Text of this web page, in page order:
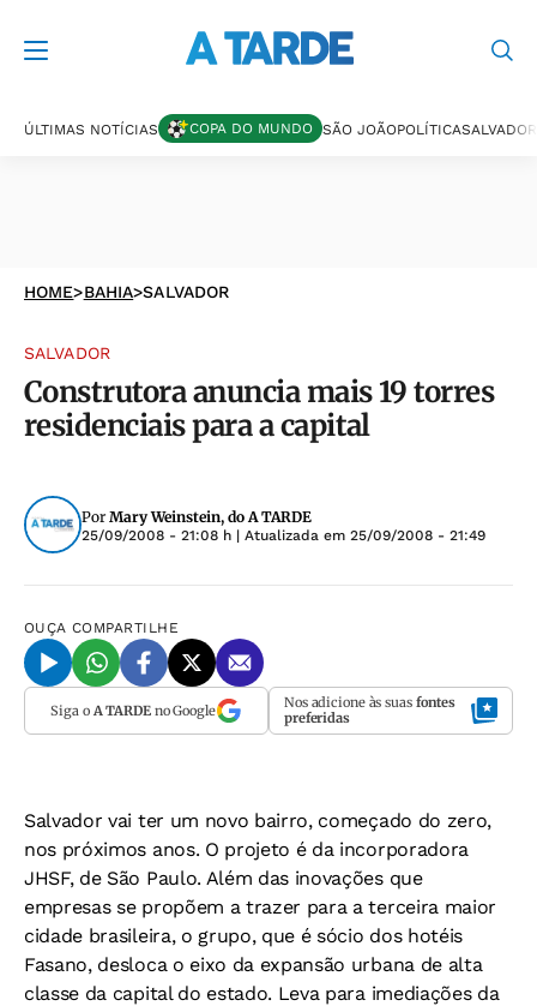
ÚLTIMAS NOTÍCIAS COPA DO MUNDO SÃO JOÃOPOLÍTICASALVADOR
HOME>BAHIA>SALVADOR
SALVADOR
Construtora anuncia mais 19 torres
residenciais para a capital
Por Mary Weinstein, do A TARDE
25/09/2008 - 21:08 h | Atualizada em 25/09/2008 - 21:49
OUÇA COMPARTILHE
Siga o A TARDEno Google Nos adicione às suas fontes
preferidas
Salvador vai ter um novo bairro, começado do zero,
nos próximos anos. O projeto é da incorporadora
JHSF, de São Paulo. Além das inovações que
empresas se propõem a trazer para a terceira maior
cidade brasileira, o grupo, que é sócio dos hotéis
Fasano, desloca o eixo da expansão urbana de alta
classe da capital do estado. Leva para imediações da